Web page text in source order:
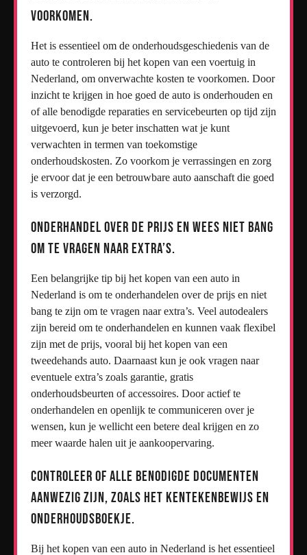
voorkomen.
Het is essentieel om de onderhoudsgeschiedenis van de
auto te controleren bij het kopen van een voertuig in
Nederland, om onverwachte kosten te voorkomen. Door
inzicht te krijgen in hoe goed de auto is onderhouden en
of alle benodigde reparaties en servicebeurten op tijd zijn
uitgevoerd, kun je beter inschatten wat je kunt
verwachten in termen van toekomstige
onderhoudskosten. Zo voorkom je verrassingen en zorg
je ervoor dat je een betrouwbare auto aanschaft die goed
is verzorgd.
Onderhandel over de prijs en wees niet bang
om te vragen naar extra’s.
Een belangrijke tip bij het kopen van een auto in
Nederland is om te onderhandelen over de prijs en niet
bang te zijn om te vragen naar extra’s. Veel autodealers
zijn bereid om te onderhandelen en kunnen vaak flexibel
zijn met de prijs, vooral bij het kopen van een
tweedehands auto. Daarnaast kun je ook vragen naar
eventuele extra’s zoals garantie, gratis
onderhoudsbeurten of accessoires. Door actief te
onderhandelen en openlijk te communiceren over je
wensen, kun je wellicht een betere deal krijgen en zo
meer waarde halen uit je aankoopervaring.
Controleer of alle benodigde documenten
aanwezig zijn, zoals het kentekenbewijs en
onderhoudsboekje.
Bij het kopen van een auto in Nederland is het essentieel